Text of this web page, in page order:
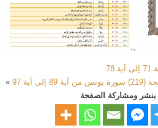
من آية 89 إلى آية 97
»
ومشاركة الصفحة